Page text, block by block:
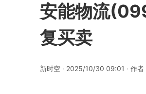
安能物流
复买卖
新时空 · 2025/10/30 09:01 · 作者